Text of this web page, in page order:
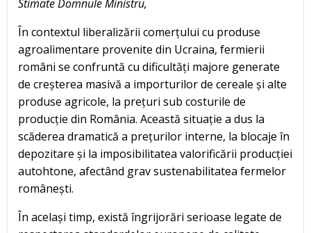
Stimate Domnule Ministru,
În contextul liberalizării comerțului cu produse
agroalimentare provenite din Ucraina, fermierii
români se confruntă cu dificultăți majore generate
de creșterea masivă a importurilor de cereale și alte
produse agricole, la prețuri sub costurile de
producție din România. Această situație a dus la
scăderea dramatică a prețurilor interne, la blocaje în
depozitare și la imposibilitatea valorificării producției
autohtone, afectând grav sustenabilitatea fermelor
românești.
În același timp, există îngrijorări serioase legate de